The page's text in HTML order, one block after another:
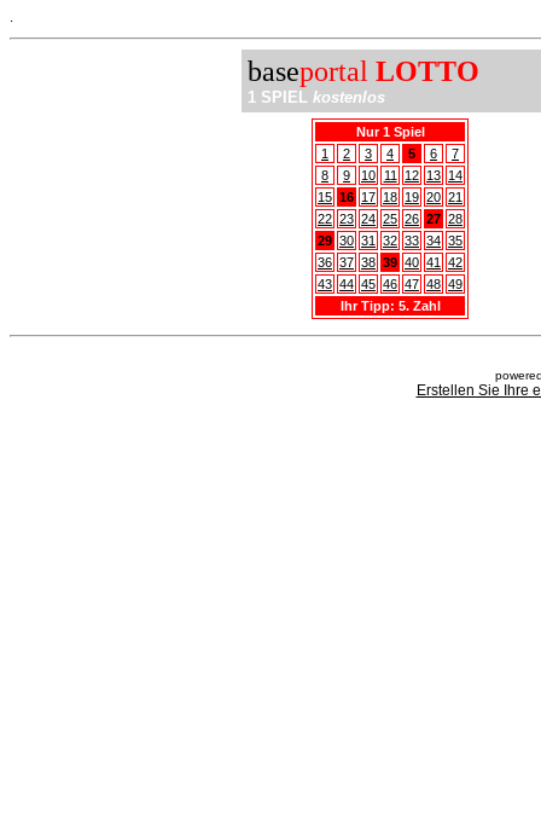
baseportal LOTTO
1 SPIEL kostenlos
Nur 1 Spiel
1
2 3 4 5 6
7
8
9 10 11 12 13 14
15 16 17 18 19 20 21
22 23 24 25 26 27 28
29 30 31 32 33 34 35
36 37 38 39 40 41
42
43 44 45 46 47 48 49
Ihr Tipp: 5. Zahl
Erstellen Sie Ihre